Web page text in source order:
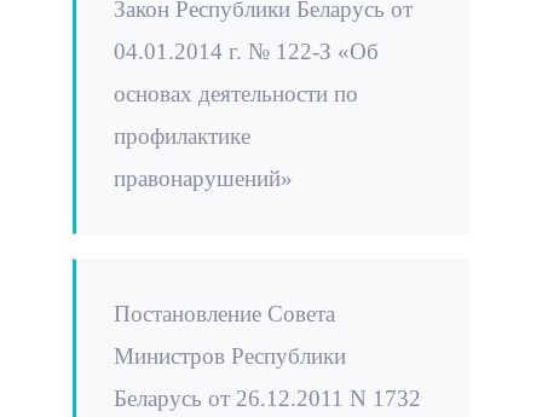
Закон Республики Беларусь от
04.01.2014 г. № 122-З «Об
основах деятельности по
профилактике
правонарушений»
Постановление Совета
Министров Республики
Беларусь от 26.12.2011 N 1732